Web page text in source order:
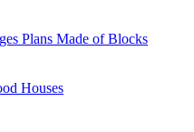
Plans Made of Blocks
Houses